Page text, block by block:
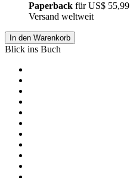
Paperback fürUS$ 55,99
Versand weltweit
In den Warenkorb
Blick ins Buch